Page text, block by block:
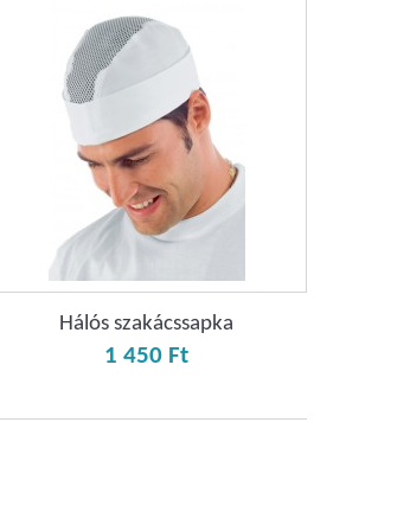
Hálós szakácssapka
1 450 Ft‎